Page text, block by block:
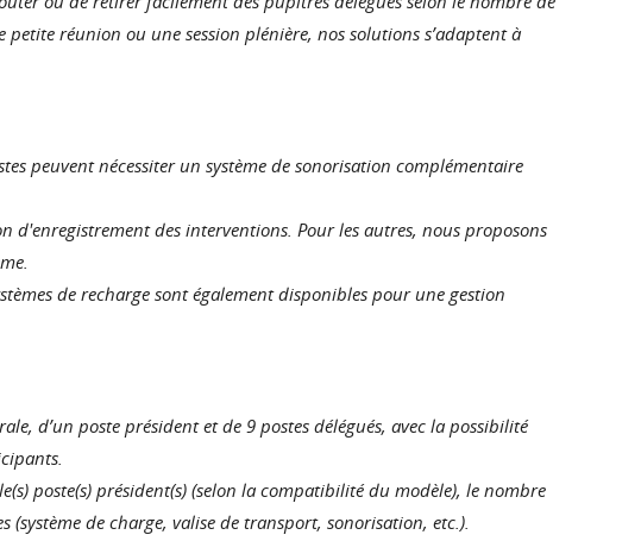
réunion ou une session plénière, nos solutions s’adaptent à
peuvent nécessiter un système de sonorisation complémentaire
des interventions. Pour les autres, nous proposons
de recharge sont également disponibles pour une gestion
d’un poste président et de 9 postes délégués, avec la possibilité
poste(s) président(s) (selon la compatibilité du modèle), le nombre
(système de charge, valise de transport, sonorisation, etc.).